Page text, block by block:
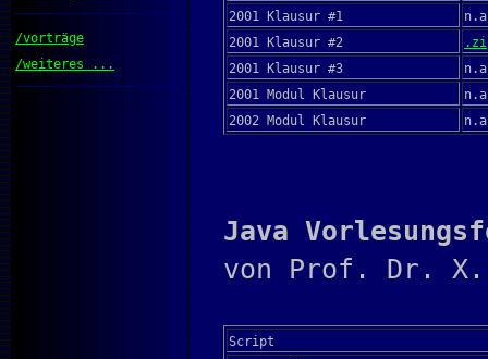
/vorträge
/weiteres ...
2001 Klausur #1
2001 Klausur #2
2001 Klausur #3
2001 Modul Klausur
2002 Modul Klausur
Java
von Prof. Dr. X.
Script